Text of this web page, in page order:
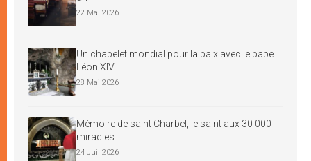
22 Mai 2026
Un chapelet mondial pour la paix avec le pape
Léon XIV
28 Mai 2026
Mémoire de saint Charbel, le saint aux 30 000
miracles
24 Juil 2026